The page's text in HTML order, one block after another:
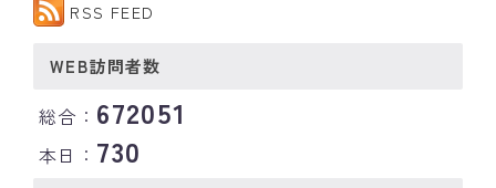
RSS FEED
WEB訪問者数
総合： 672051
本日： 730